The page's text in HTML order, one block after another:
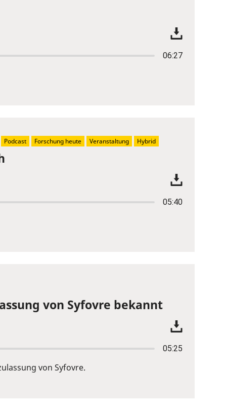
06:27
05:40
Podcast Forschung heute Veranstaltung Hybrid
von Syfovre bekannt
05:25
von Syfovre.